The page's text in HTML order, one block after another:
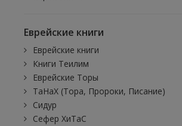
Еврейские книги
Еврейские книги
Книги Теилим
Еврейские Торы
ТаНаХ (Тора, Пророки, Писание)
Сидур
Сефер ХиТаС